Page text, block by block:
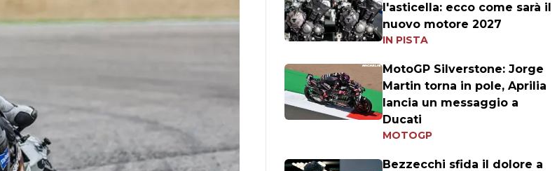
l'asticella: ecco come sarà il
nuovo motore 2027
IN PISTA
MotoGP Silverstone: Jorge
Martin torna in pole, Aprilia
lancia un messaggio a
Ducati
MOTOGP
Bezzecchi sfida il dolore a